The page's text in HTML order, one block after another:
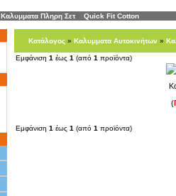
Καλυμματα Πληρη Σετ» Quick Fit Cotton
Κατάλογος » Καλυμματα Αυτοκινήτων »
Εμφάνιση 1 έως 1 (από 1 προϊόντα)
(
Εμφάνιση 1 έως 1 (από 1 προϊόντα)